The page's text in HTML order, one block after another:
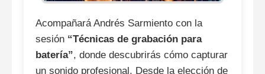
Acompañará Andrés Sarmiento con la
sesión “Técnicas de grabación para
batería”, donde descubrirás cómo capturar
un sonido profesional. Desde la elección de